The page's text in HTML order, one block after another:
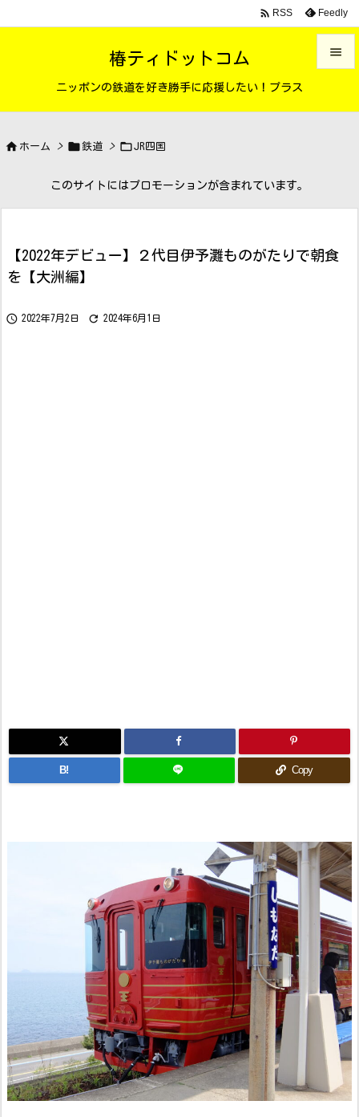
椿ティドットコム
ニッポンの鉄道を好き勝手に応援したい！プラス



検索
 RSS Feedly
 ホーム > 鉄道 > JR四国
このサイトにはプロモーションが含まれています。
【2022年デビュー】２代目伊予灘ものがたりで朝食
を【大洲編】
 2022年7月2日  2024年6月1日
B! Copy